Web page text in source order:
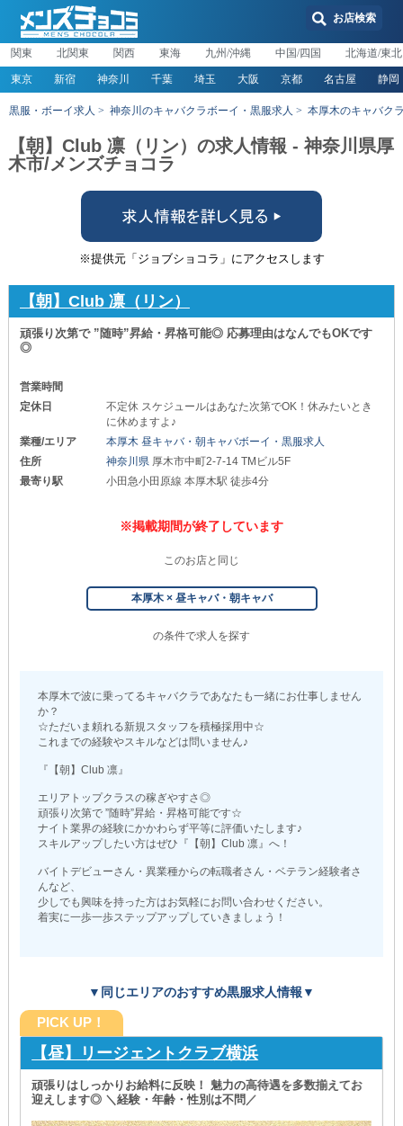
お店検索
関東 北関東 関西 東海 九州/沖縄 中国/四国 北海道/東北
東京 新宿 神奈川 千葉 埼玉 大阪 京都 名古屋 静岡
黒服・ボーイ求人 神奈川のキャバクラボーイ・黒服求人 本厚木のキャバク
【朝】Club 凛（リン）の求人情報 - 神奈川県厚
木市/メンズチョコラ
※提供元「ジョブショコラ」にアクセスします
【朝】Club 凛（リン）
頑張り次第で ”随時”昇給・昇格可能◎ 応募理由はなんでもOKです
◎
営業時間
定休日
不定休 スケジュールはあなた次第でOK！休みたいとき
に休めますよ♪
業種/エリア
本厚木 昼キャバ・朝キャバボーイ・黒服求人
住所
神奈川県 厚木市中町2-7-14 TMビル5F
最寄り駅
小田急小田原線 本厚木駅 徒歩4分
※掲載期間が終了しています
このお店と同じ
本厚木 × 昼キャバ・朝キャバ
の条件で求人を探す
本厚木で波に乗ってるキャバクラであなたも一緒にお仕事しません
か？
☆ただいま頼れる新規スタッフを積極採用中☆
これまでの経験やスキルなどは問いません♪
『【朝】Club 凛』
エリアトップクラスの稼ぎやすさ◎
頑張り次第で ”随時”昇給・昇格可能です☆
ナイト業界の経験にかかわらず平等に評価いたします♪
スキルアップしたい方はぜひ『【朝】Club 凛』へ！
バイトデビューさん・異業種からの転職者さん・ベテラン経験者さ
んなど、
少しでも興味を持った方はお気軽にお問い合わせください。
着実に一歩一歩ステップアップしていきましょう！
▼同じエリアのおすすめ黒服求人情報▼
PICK UP！
【昼】リージェントクラブ横浜
頑張りはしっかりお給料に反映！ 魅力の高待遇を多数揃えてお
迎えします◎ ＼経験・年齢・性別は不問／